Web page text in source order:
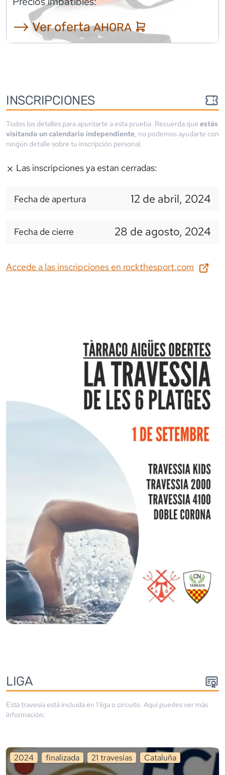
⟶ Ver ofertaAHORA
INSCRIPCIONES
Todos los detalles para apuntarte a esta prueba. Recuerda que estás
visitando un calendario independiente, no podemos ayudarte con
ningún detalle sobre tu inscripción personal.
Las inscripciones ya estan cerradas:
Fecha de apertura 12 de abril, 2024
Fecha de cierre 28 de agosto, 2024
Accede a las inscripciones en rockthesport.com
LIGA
Está travesía está incluida en 1 liga o circuito. Aquí puedes ver más
información:
2024 finalizada 21 travesías Cataluña